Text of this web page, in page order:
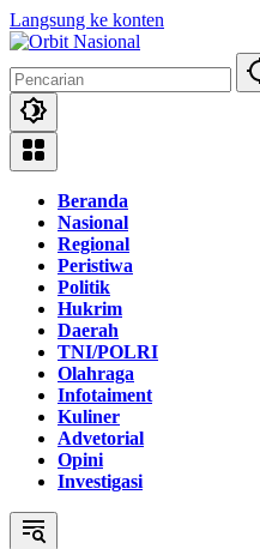
Langsung ke konten
Beranda
Nasional
Regional
Peristiwa
Politik
Hukrim
Daerah
TNI/POLRI
Olahraga
Infotaiment
Kuliner
Advetorial
Opini
Investigasi